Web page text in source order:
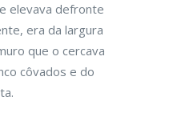
elevava defronte
era da largura
que o cercava
côvados e do